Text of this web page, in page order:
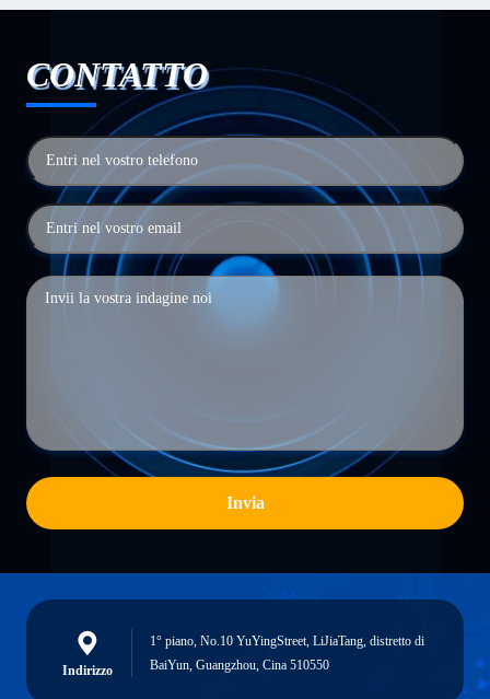
CONTATTO
Invia
Indirizzo
1° piano, No.10 YuYingStreet, LiJiaTang, distretto di
BaiYun, Guangzhou, Cina 510550